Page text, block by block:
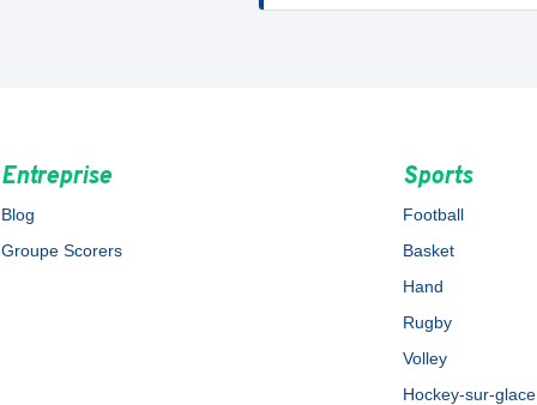
Entreprise
Blog
Groupe Scorers
Sports
Football
Basket
Hand
Rugby
Volley
Hockey-sur-glace